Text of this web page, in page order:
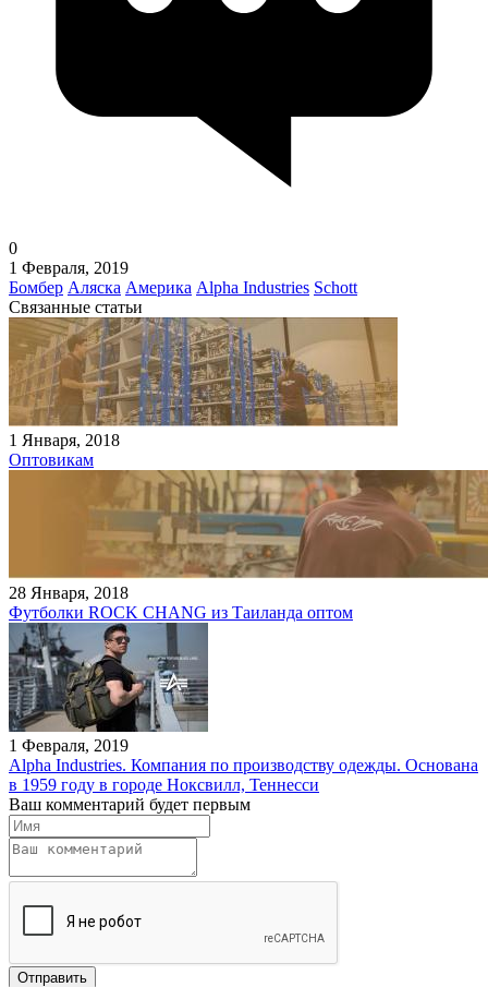
0
1 Февраля, 2019
Бомбер Аляска Америка Alpha Industries Schott
Связанные статьи
1 Января, 2018
Оптовикам
28 Января, 2018
Футболки ROCK CHANG из Таиланда оптом
1 Февраля, 2019
Alpha Industries. Компания по производству одежды. Основана
в 1959 году в городе Ноксвилл, Теннесси
Ваш комментарий будет первым
Отправить